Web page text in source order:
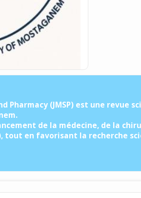
Pharmacy (JMSP) est une
de la médecine, de la
tout en favorisant la recherche